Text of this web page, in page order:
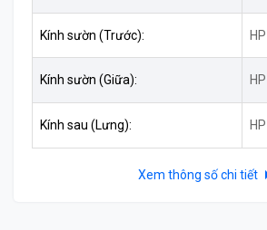
Kính sườn (Trước):
Kính sườn (Giữa):
Kính sau (Lưng):
Xem thông số chi tiết